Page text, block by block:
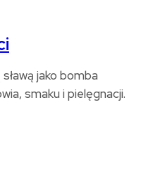
jako bomba
smaku i pielęgnacji.